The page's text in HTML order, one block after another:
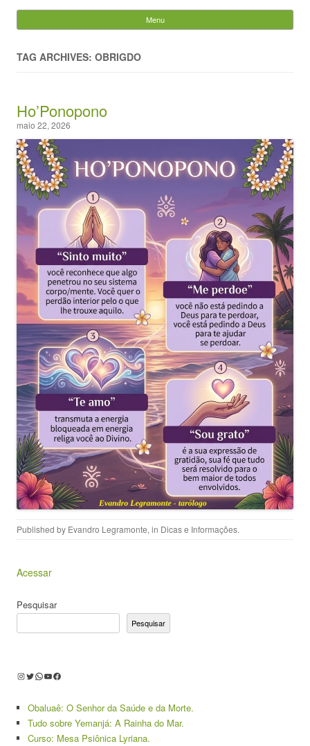
Evandro Legramonte
Menu
TAG ARCHIVES: OBRIGDO
Ho’Ponopono
maio 22, 2026
Published by Evandro Legramonte, in Dicas e Informações.
Acessar
Pesquisar
Pesquisar
Instagram
Twitter
WhatsApp
Youtube
Facebook
Obaluaê: O Senhor da Saúde e da Morte.
Tudo sobre Yemanjá: A Rainha do Mar.
Curso: Mesa Psiônica Lyriana.